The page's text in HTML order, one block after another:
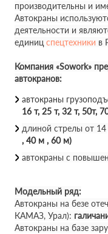
производительны и
Автокраны
деятельности и
единиц спецтехники в
Компания «Sowork»
автокранов:
автокраны
16 т, 25 т, 32 т, 50т,
длиной стрелы от
, 40 м , 60 м)
автокраны с
Модельный ряд:
Автокраны на безе
КАМАЗ, Урал):
Автокраны на базе